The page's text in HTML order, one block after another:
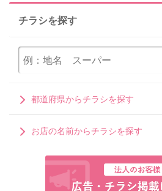
チラシを探す
都道府県からチラシを探す
お店の名前からチラシを探す